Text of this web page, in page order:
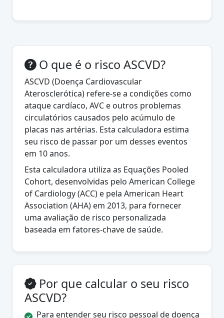
O que é o risco ASCVD?
ASCVD (Doença Cardiovascular
Aterosclerótica) refere-se a condições como
ataque cardíaco, AVC e outros problemas
circulatórios causados pelo acúmulo de
placas nas artérias. Esta calculadora estima
seu risco de passar por um desses eventos
em 10 anos.
Esta calculadora utiliza as Equações Pooled
Cohort, desenvolvidas pelo American College
of Cardiology (ACC) e pela American Heart
Association (AHA) em 2013, para fornecer
uma avaliação de risco personalizada
baseada em fatores-chave de saúde.
Por que calcular o seu risco
ASCVD?
Para entender seu risco pessoal de doença